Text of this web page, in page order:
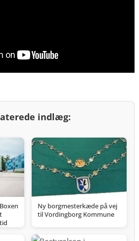
indlæg:
Ny borgmesterkæde på vej
til Vordingborg Kommune